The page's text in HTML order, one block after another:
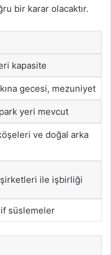
bir karar olacaktır.
kapasite
gecesi, mezuniyet
yeri mevcut
ve doğal arka
ile işbirliği
süslemeler